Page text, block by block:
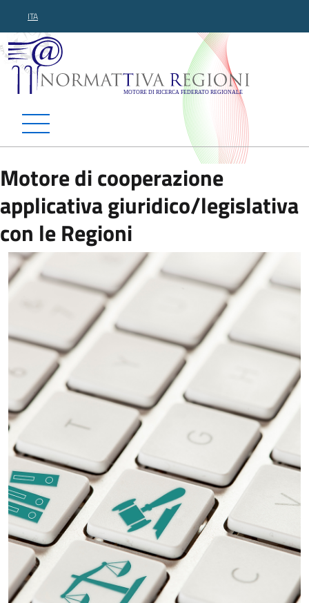
ITA
Normattiva Regioni -
Motore di cooperazione
applicativa giuridico/legislativa
con le Regioni